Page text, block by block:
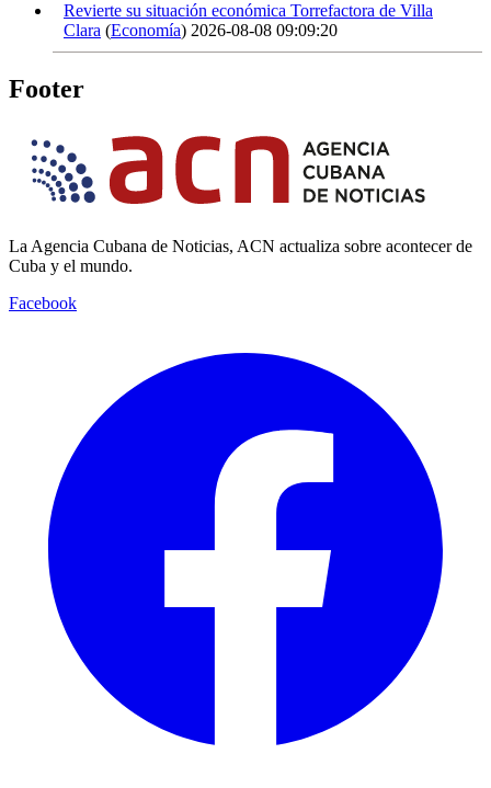
Revierte su situación económica Torrefactora de Villa
Clara (Economía) 2026-08-08 09:09:20
Footer
La Agencia Cubana de Noticias, ACN actualiza sobre acontecer de
Cuba y el mundo.
Facebook